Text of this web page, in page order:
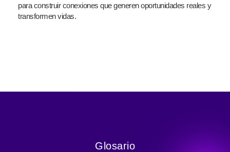
para construir conexiones que generen oportunidades reales y
transformen vidas.
Glosario